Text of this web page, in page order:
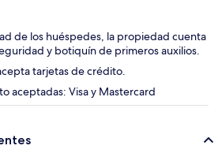
de los huéspedes, la propiedad cuenta
y botiquín de primeros auxilios.
tarjetas de crédito.
aceptadas: Visa y Mastercard